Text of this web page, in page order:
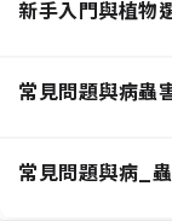
寵物安全
功能性植
施肥策略
新手入門與植物
常見問題與病蟲
常見問題與病_